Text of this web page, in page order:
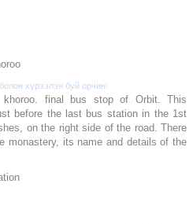
хүрээлэн буй орчин:
khoroo. final bus stop of Orbit. This
before the last bus station in the 1st
on the right side of the road. There
monastery, its name and details of the